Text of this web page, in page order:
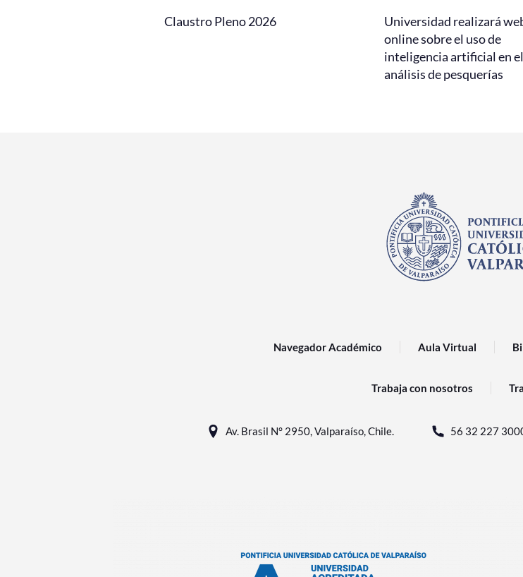
Claustro Pleno 2026
Universidad realizará
online sobre el uso de
inteligencia artificial en el
análisis de pesquerías
Navegador Académico Aula Virtual
Trabaja con nosotros
Av. Brasil N° 2950, Valparaíso, Chile. 56 32 227